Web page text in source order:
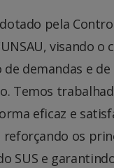
pela
visando o
demandas e
Temos
eficaz e
reforçando os
SUS e